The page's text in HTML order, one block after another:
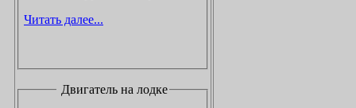
Читать далее...
Двигатель на лодке